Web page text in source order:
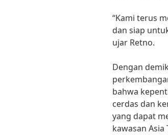
“Kami terus
dan siap
ujar Retno.
Dengan
bahwa
cerdas dan
yang dapat
kawasan Asia